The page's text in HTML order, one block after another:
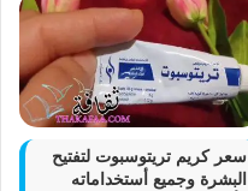
سعر كريم تريتوسبوت لتفتيح
البشرة وجميع أستخداماته